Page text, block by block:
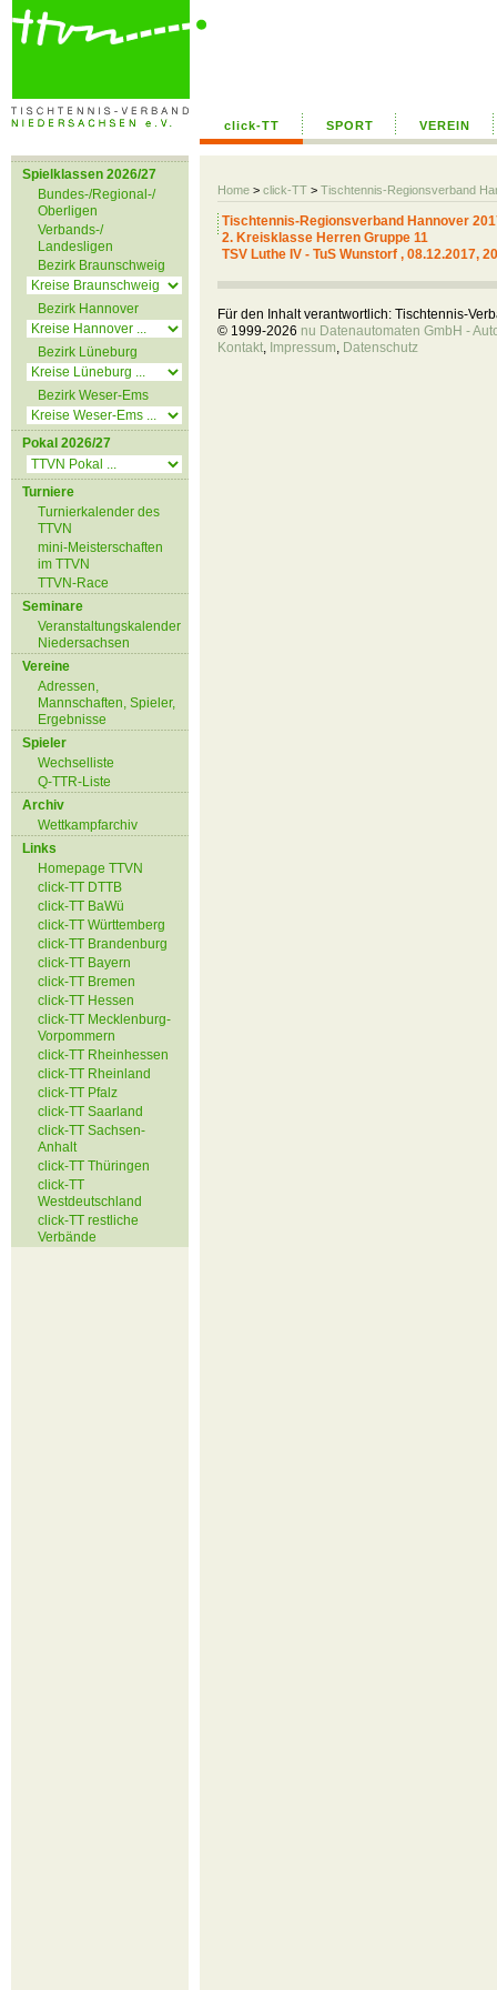
click-TT SPORT VEREIN
Home > click-TT > Tischtennis-Regionsverband
Spielklassen 2026/27
Bundes-/Regional-/
Oberligen
Verbands-/
Landesligen
Bezirk Braunschweig
Bezirk Hannover
Bezirk Lüneburg
Bezirk Weser-Ems
Pokal 2026/27
Turniere
Turnierkalender des
TTVN
mini-Meisterschaften
im TTVN
TTVN-Race
Seminare
Veranstaltungskalender
Niedersachsen
Vereine
Adressen,
Mannschaften, Spieler,
Ergebnisse
Spieler
Wechselliste
Q-TTR-Liste
Archiv
Wettkampfarchiv
Links
Homepage TTVN
click-TT DTTB
click-TT BaWü
click-TT Württemberg
click-TT Brandenburg
click-TT Bayern
click-TT Bremen
click-TT Hessen
click-TT Mecklenburg-
Vorpommern
click-TT Rheinhessen
click-TT Rheinland
click-TT Pfalz
click-TT Saarland
click-TT Sachsen-
Anhalt
click-TT Thüringen
click-TT
Westdeutschland
click-TT restliche
Verbände
Tischtennis-Regionsverband Hannover
2. Kreisklasse Herren Gruppe 11
TSV Luthe IV - TuS Wunstorf , 08.12.2017,
Für den Inhalt verantwortlich: Tischtennis-
© 1999-2026 nu Datenautomaten GmbH -
Kontakt, Impressum, Datenschutz